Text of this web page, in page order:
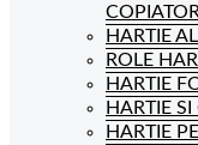
COPIATOR
HARTIE
ROLE
HARTIE
HARTIE
HARTIE